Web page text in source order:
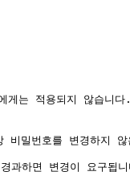
는 적용되지 않습니다.